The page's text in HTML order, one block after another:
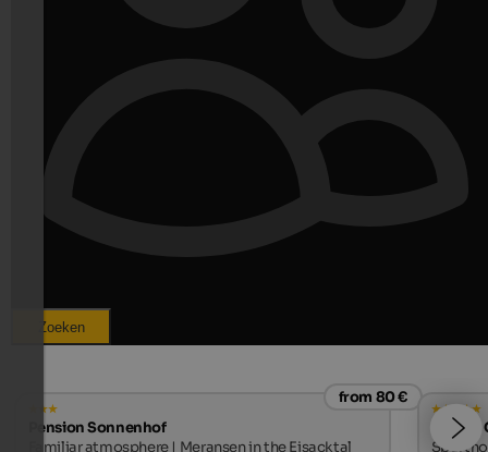
Zoeken
from 80 €
Pension Sonnenhof
Familiar atmosphere | Meransen in the Eisacktal